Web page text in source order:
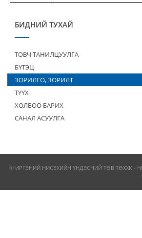
БИДНИЙ ТУХАЙ
ТОВЧ ТАНИЛЦУУЛГА
БҮТЭЦ
ЗОРИЛГО, ЗОРИЛТ
ТҮҮХ
ХОЛБОО БАРИХ
САНАЛ АСУУЛГА
© ИРГЭНИЙ НИСЭХИЙН ҮНДЭСНИЙ ТӨВ ТӨХХК -